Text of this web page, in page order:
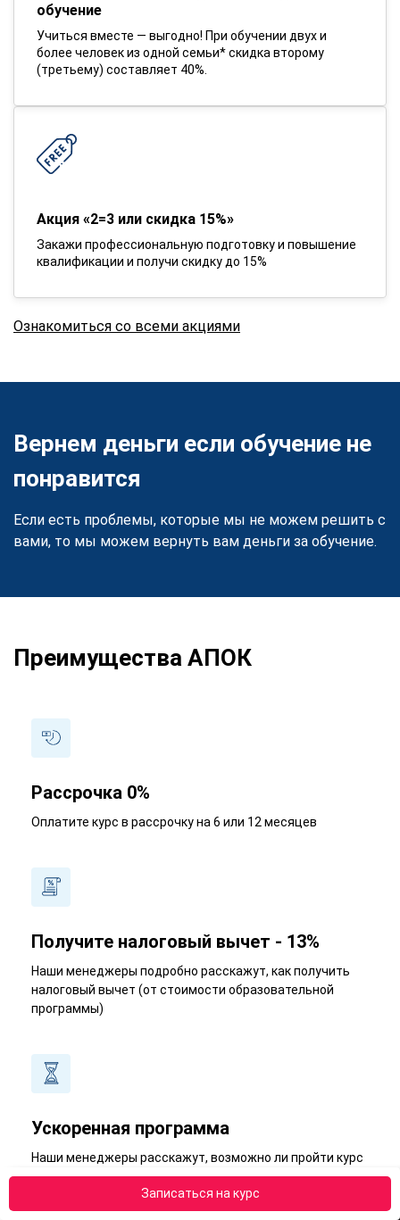
Записаться на курс
обучение
Учиться вместе — выгодно! При обучении двух и
более человек из одной семьи* скидка второму
(третьему) составляет 40%.
Акция «2=3 или скидка 15%»
Закажи профессиональную подготовку и повышение
квалификации и получи скидку до 15%
Ознакомиться со всеми акциями
Вернем деньги если обучение не
понравится
Если есть проблемы, которые мы не можем решить с
вами, то мы можем вернуть вам деньги за обучение.
Преимущества АПОК
Рассрочка 0%
Оплатите курс в рассрочку на 6 или 12 месяцев
Получите налоговый вычет - 13%
Наши менеджеры подробно расскажут, как получить
налоговый вычет (от стоимости образовательной
программы)
Ускоренная программа
Наши менеджеры расскажут, возможно ли пройти курс
в короткий срок